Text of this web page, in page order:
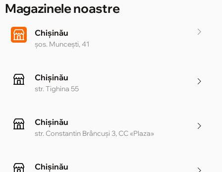
Magazinele noastre
Chișinău
șos. Muncești, 41
Chișinău
str. Tighina 55
Chișinău
str. Constantin Brâncuși 3, CC «Plaza»
Chișinău